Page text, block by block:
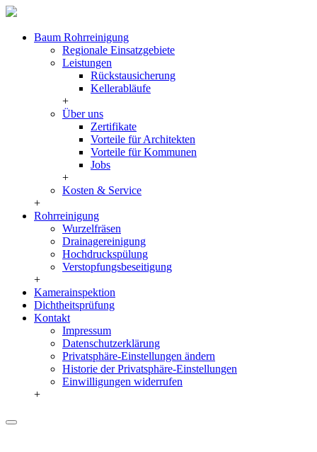
Baum Rohrreinigung
Regionale Einsatzgebiete
Leistungen
Rückstausicherung
Kellerabläufe
+
Über uns
Zertifikate
Vorteile für Architekten
Vorteile für Kommunen
Jobs
+
Kosten & Service
+
Rohrreinigung
Wurzelfräsen
Drainagereinigung
Hochdruckspülung
Verstopfungsbeseitigung
+
Kamerainspektion
Dichtheitsprüfung
Kontakt
Impressum
Datenschutzerklärung
Privatsphäre-Einstellungen ändern
Historie der Privatsphäre-Einstellungen
Einwilligungen widerrufen
+